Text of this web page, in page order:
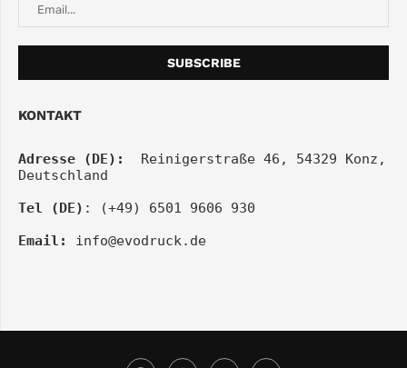
KONTAKT
Adresse (DE):
Reinigerstraße 46, 54329 Konz,
Deutschland
Tel (DE) : (+49) 6501 9606 930
Email:
info@evodruck.de